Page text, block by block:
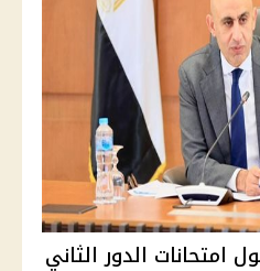
امتحانات الدور الثاني